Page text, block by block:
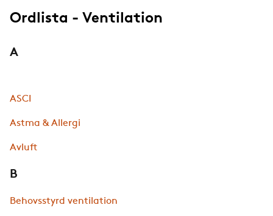
Ordlista - Ventilation
A
ASCI
Astma & Allergi
Avluft
B
Behovsstyrd ventilation